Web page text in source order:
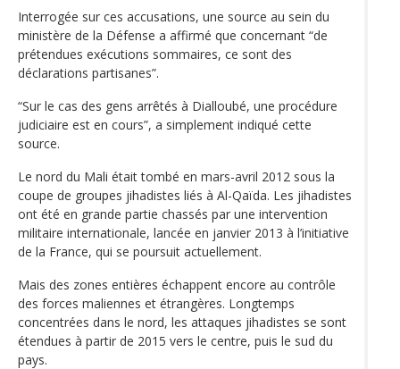
Interrogée sur ces accusations, une source au sein du
ministère de la Défense a affirmé que concernant “de
prétendues exécutions sommaires, ce sont des
déclarations partisanes”.
“Sur le cas des gens arrêtés à Dialloubé, une procédure
judiciaire est en cours”, a simplement indiqué cette
source.
Le nord du Mali était tombé en mars-avril 2012 sous la
coupe de groupes jihadistes liés à Al-Qaïda. Les jihadistes
ont été en grande partie chassés par une intervention
militaire internationale, lancée en janvier 2013 à l’initiative
de la France, qui se poursuit actuellement.
Mais des zones entières échappent encore au contrôle
des forces maliennes et étrangères. Longtemps
concentrées dans le nord, les attaques jihadistes se sont
étendues à partir de 2015 vers le centre, puis le sud du
pays.